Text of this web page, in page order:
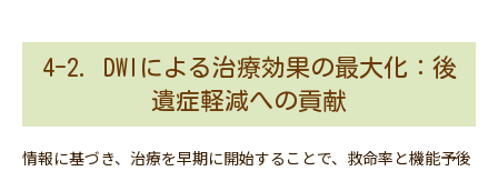
4-2. DWIによる治療効果の最大化：後
遺症軽減への貢献
情報に基づき、治療を早期に開始することで、救命率と機能予後